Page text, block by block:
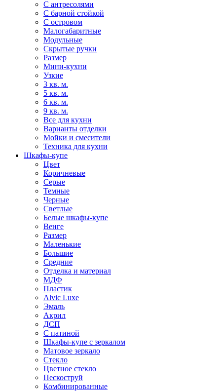
С антресолями
С барной стойкой
С островом
Малогабаритные
Модульные
Скрытые ручки
Размер
Мини-кухни
Узкие
3 кв. м.
5 кв. м.
6 кв. м.
9 кв. м.
Все для кухни
Варианты отделки
Мойки и смесители
Техника для кухни
Шкафы-купе
Цвет
Коричневые
Серые
Темные
Черные
Светлые
Белые шкафы-купе
Венге
Размер
Маленькие
Большие
Средние
Отделка и материал
МДФ
Пластик
Alvic Luxe
Эмаль
Акрил
ДСП
С патиной
Шкафы-купе с зеркалом
Матовое зеркало
Стекло
Цветное стекло
Пескоструй
Комбинированные